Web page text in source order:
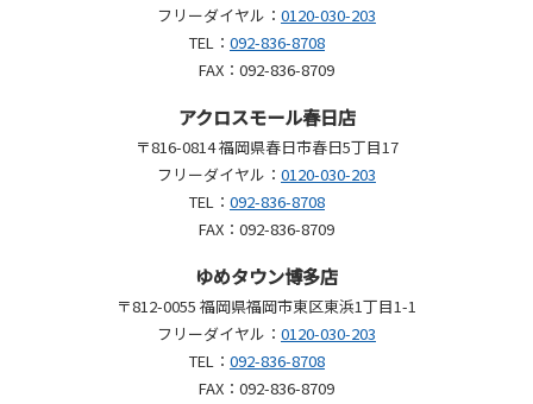
フリーダイヤル： 0120-030-203
TEL： 092-836-8708
FAX：092-836-8709
アクロスモール春日店
〒816-0814 福岡県春日市春日5丁目17
フリーダイヤル： 0120-030-203
TEL： 092-836-8708
FAX：092-836-8709
ゆめタウン博多店
〒812-0055 福岡県福岡市東区東浜1丁目1-1
フリーダイヤル： 0120-030-203
TEL： 092-836-8708
FAX：092-836-8709